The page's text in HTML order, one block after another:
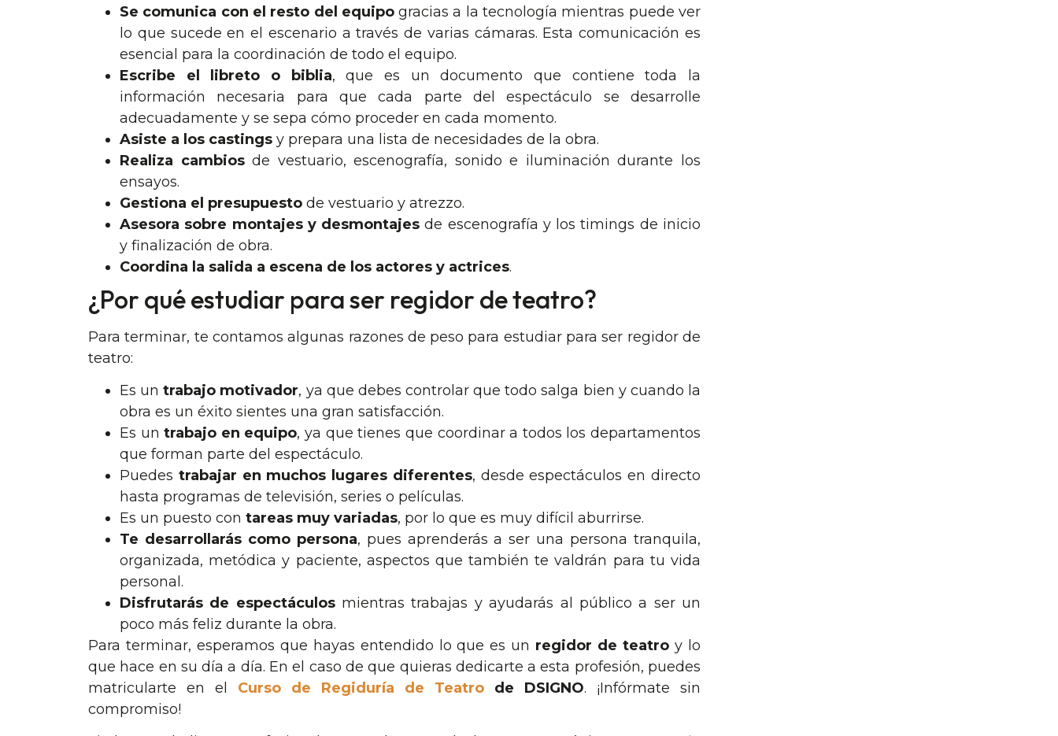
Se comunica con el resto del equipogracias a la tecnología mientras puede ver
lo que sucede en el escenario a través de varias cámaras. Esta comunicación es
esencial para la coordinación de todo el equipo.
Escribe el libreto o biblia, que es un documento que contiene toda la
información necesaria para que cada parte del espectáculo se desarrolle
adecuadamente y se sepa cómo proceder en cada momento.
Asiste a los castings y prepara una lista de necesidades de la obra.
Realiza cambiosde vestuario, escenografía, sonido e iluminación durante los
ensayos.
Gestiona el presupuesto de vestuario y atrezzo.
Asesora sobre montajes y desmontajes de escenografía y los timings de inicio
y finalización de obra.
Coordina la salida a escena de los actores y actrices.
¿Por qué estudiar para ser regidor de teatro?
Para terminar, te contamos algunas razones de peso para estudiar para ser regidor de
teatro:
Es untrabajo motivador, ya que debes controlar que todo salga bien y cuando la
obra es un éxito sientes una gran satisfacción.
Es untrabajo en equipo, ya que tienes que coordinar a todos los departamentos
que forman parte del espectáculo.
Puedes trabajar en muchos lugares diferentes, desde espectáculos en directo
hasta programas de televisión, series o películas.
Es un puesto con tareas muy variadas, por lo que es muy difícil aburrirse.
Te desarrollarás como persona, pues aprenderás a ser una persona tranquila,
organizada, metódica y paciente, aspectos que también te valdrán para tu vida
personal.
Disfrutarás de espectáculosmientras trabajas y ayudarás al público a ser un
poco más feliz durante la obra.
Para terminar, esperamos que hayas entendido lo que es un regidor de teatro y lo
que hace en su día a día. En el caso de que quieras dedicarte a esta profesión, puedes
matricularte en el Curso de Regiduría de Teatro de DSIGNO. ¡Infórmate sin
compromiso!